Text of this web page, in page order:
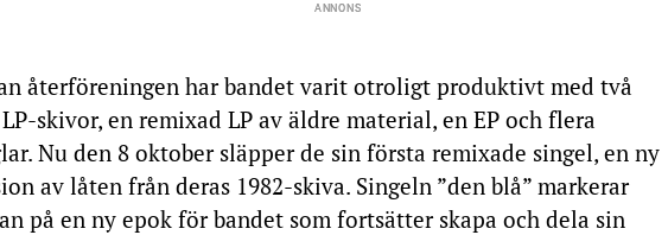
återföreningen har bandet varit otroligt produktivt med två
skivor, en remixad LP av äldre material, en EP och flera
Nu den 8 oktober släpper de sin första remixade singel, en ny
av låten från deras 1982-skiva. Singeln ”den blå” markerar
på en ny epok för bandet som fortsätter skapa och dela sin